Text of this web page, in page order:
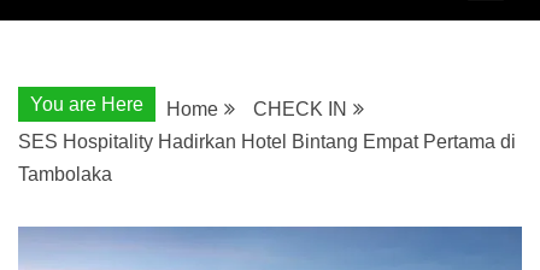
You are Here Home
CHECK IN
SES Hospitality Hadirkan Hotel Bintang Empat Pertama di
Tambolaka